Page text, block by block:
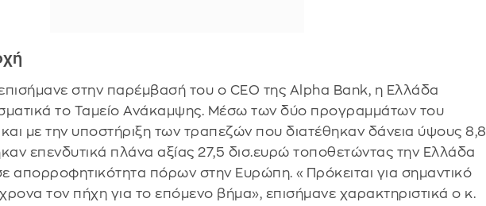
στην παρέμβασή του ο CEO της Alpha Bank, η Ελλάδα
το Ταμείο Ανάκαμψης. Μέσω των δύο προγραμμάτων του
με την υποστήριξη των τραπεζών που διατέθηκαν δάνεια ύψους 8,8
επενδυτικά πλάνα αξίας 27,5 δισ.ευρώ τοποθετώντας την Ελλάδα
απορροφητικότητα πόρων στην Ευρώπη. «Πρόκειται για σημαντικό
τον πήχη για το επόμενο βήμα», επισήμανε χαρακτηριστικά ο κ.